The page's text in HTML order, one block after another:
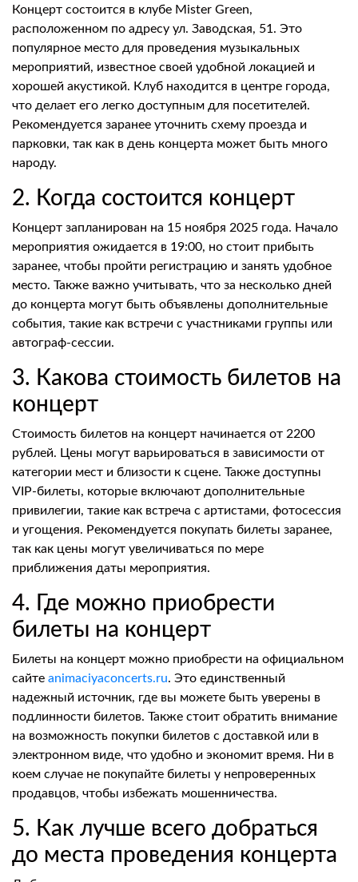
Концерт состоится в клубе Mister Green,
расположенном по адресу ул. Заводская, 51. Это
популярное место для проведения музыкальных
мероприятий, известное своей удобной локацией и
хорошей акустикой. Клуб находится в центре города,
что делает его легко доступным для посетителей.
Рекомендуется заранее уточнить схему проезда и
парковки, так как в день концерта может быть много
народу.
2. Когда состоится концерт
Концерт запланирован на 15 ноября 2025 года. Начало
мероприятия ожидается в 19:00, но стоит прибыть
заранее, чтобы пройти регистрацию и занять удобное
место. Также важно учитывать, что за несколько дней
до концерта могут быть объявлены дополнительные
события, такие как встречи с участниками группы или
автограф-сессии.
3. Какова стоимость билетов на
концерт
Стоимость билетов на концерт начинается от 2200
рублей. Цены могут варьироваться в зависимости от
категории мест и близости к сцене. Также доступны
VIP-билеты, которые включают дополнительные
привилегии, такие как встреча с артистами, фотосессия
и угощения. Рекомендуется покупать билеты заранее,
так как цены могут увеличиваться по мере
приближения даты мероприятия.
4. Где можно приобрести
билеты на концерт
Билеты на концерт можно приобрести на официальном
сайте animaciyaconcerts.ru. Это единственный
надежный источник, где вы можете быть уверены в
подлинности билетов. Также стоит обратить внимание
на возможность покупки билетов с доставкой или в
электронном виде, что удобно и экономит время. Ни в
коем случае не покупайте билеты у непроверенных
продавцов, чтобы избежать мошенничества.
5. Как лучше всего добраться
до места проведения концерта